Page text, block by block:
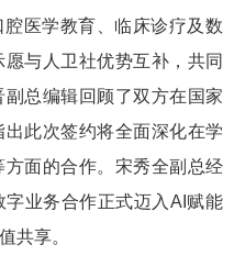
医学教育、临床诊疗及数
与人卫社优势互补，共同
总编辑回顾了双方在国家
此次签约将全面深化在学
面的合作。宋秀全副总经
业务合作正式迈入AI赋能
共享。